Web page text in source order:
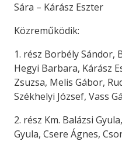
Sára – Kárász Eszter
Közreműködik:
1. rész Borbély Sándor,
Hegyi Barbara, Kárász
Zsuzsa, Melis Gábor,
Székhelyi József, Vass
2. rész Km. Balázsi
Gyula, Csere Ágnes,